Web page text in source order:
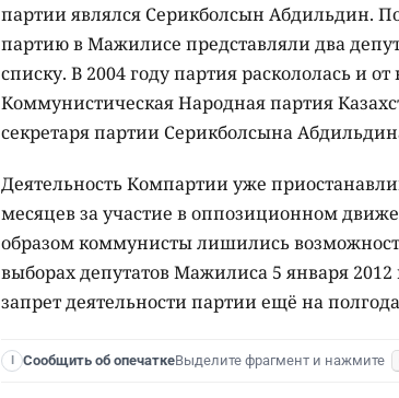
партии являлся Серикболсын Абдильдин.
партию в Мажилисе представляли два
списку. В 2004 году партия раскололась и
Коммунистическая Народная партия
секретаря партии Серикболсына
Деятельность Компартии уже
месяцев за участие в оппозиционном
образом коммунисты лишились
выборах депутатов Мажилиса 5 января 2012
запрет деятельности партии ещё на
Сообщить об опечаткеВыделите фрагмент и нажмите